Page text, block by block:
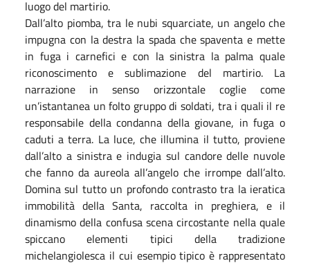
luogo del martirio.
Dall’alto piomba, tra le nubi squarciate, un angelo che
impugna con la destra la spada che spaventa e mette
in fuga i carnefici e con la sinistra la palma quale
riconoscimento e sublimazione del martirio. La
narrazione in senso orizzontale coglie come
un’istantanea un folto gruppo di soldati, tra i quali il re
responsabile della condanna della giovane, in fuga o
caduti a terra. La luce, che illumina il tutto, proviene
dall’alto a sinistra e indugia sul candore delle nuvole
che fanno da aureola all’angelo che irrompe dall’alto.
Domina sul tutto un profondo contrasto tra la ieratica
immobilità della Santa, raccolta in preghiera, e il
dinamismo della confusa scena circostante nella quale
spiccano elementi tipici della tradizione
michelangiolesca il cui esempio tipico è rappresentato